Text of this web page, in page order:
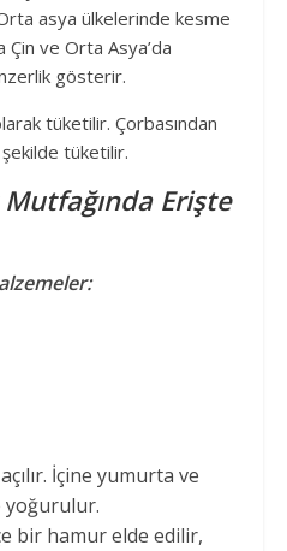
asya ülkelerinde kesme
Çin ve Orta Asya’da
gösterir.
tüketilir. Çorbasından
tüketilir.
Erişte
İçine yumurta ve
yoğurulur.
bir hamur elde edilir,